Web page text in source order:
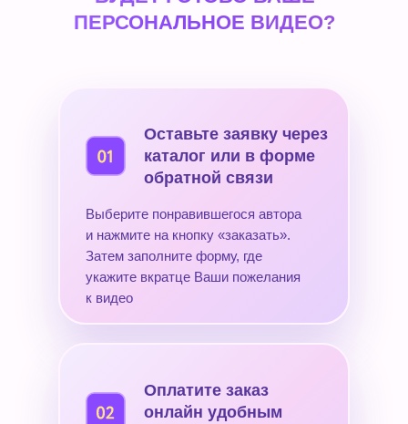
ПЕРСОНАЛЬНОЕ ВИДЕО?
Выберите понравившегося автора
и нажмите на кнопку «заказать».
Затем заполните форму, где
укажите вкратце Ваши пожелания
к видео
Оставьте заявку через
каталог или в форме
обратной связи
Оплатите заказ
онлайн удобным